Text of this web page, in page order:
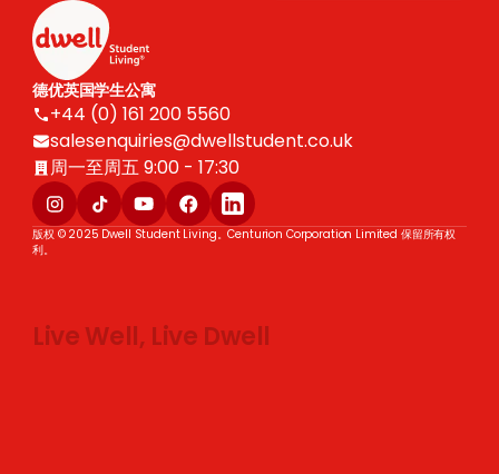
德优英国学生公寓
+44 (0) 161 200 5560
salesenquiries@dwellstudent.co.uk
周一至周五 9:00 - 17:30
版权 © 2025 Dwell Student Living。Centurion Corporation Limited 保留所有权
利。
Live Well, Live Dwell